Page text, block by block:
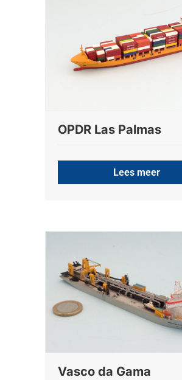
OPDR Las Palmas
Lees meer
Vasco da Gama